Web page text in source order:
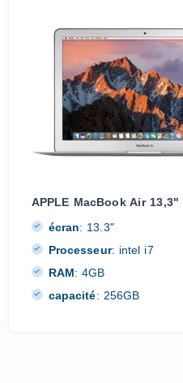
APPLE MacBook Air 13,3"
écran: 13.3"
Processeur: intel i7
RAM: 4GB
capacité: 256GB